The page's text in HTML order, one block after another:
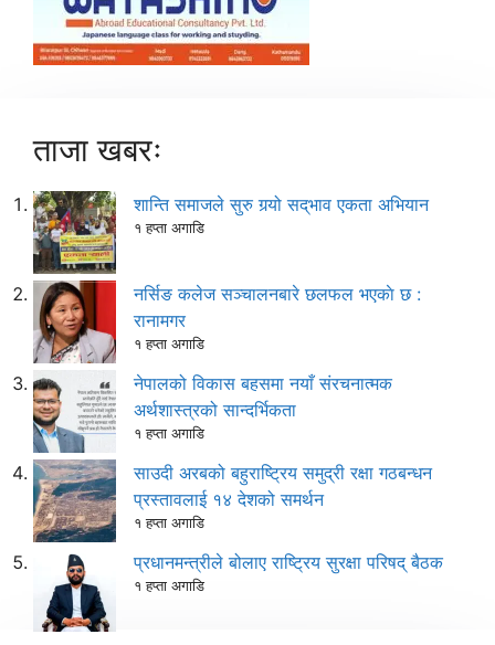
ताजा खबरः
शान्ति समाजले सुरु गर्‍यो सद्‌भाव एकता अभियान
१ हप्ता अगाडि
नर्सिङ कलेज सञ्चालनबारे छलफल भएकाे छ :
रानामगर
१ हप्ता अगाडि
नेपालको विकास बहसमा नयाँ संरचनात्मक
अर्थशास्त्रको सान्दर्भिकता
१ हप्ता अगाडि
साउदी अरबको बहुराष्ट्रिय समुद्री रक्षा गठबन्धन
प्रस्तावलाई १४ देशको समर्थन
१ हप्ता अगाडि
प्रधानमन्त्रीले बोलाए राष्ट्रिय सुरक्षा परिषद् बैठक
१ हप्ता अगाडि